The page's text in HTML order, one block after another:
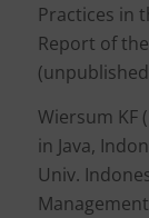
Practices in
Report of
Wiersum KF
in Java,
Univ.